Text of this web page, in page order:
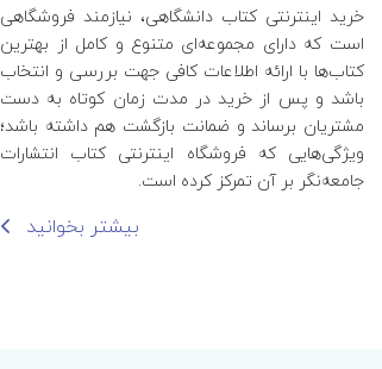
خرید اینترنتی کتاب‌ دانشگاهی، نیازمند فروشگاهی
است که دارای مجموعه‌ای متنوع و کامل از بهترین
کتاب‌ها با ارائه اطلاعات کافی جهت بررسی و انتخاب
باشد و پس از خرید در مدت زمان کوتاه به دست
مشتریان برساند و ضمانت بازگشت هم داشته باشد؛
ویژگی‌هایی که فروشگاه اینترنتی کتاب انتشارات
جامعه‌نگر بر آن تمرکز کرده است.
بیشتر بخوانید